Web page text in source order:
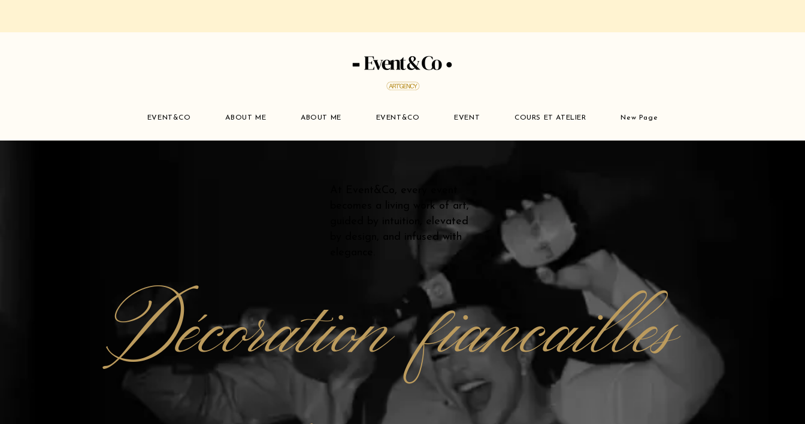
EVENT&CO ABOUT ME ABOUT ME EVENT&CO EVENT COURS ET ATELIER New Page
becomes a living work of art,
guided by intuition, elevated
by design, and infused with
Décoration fiancailles